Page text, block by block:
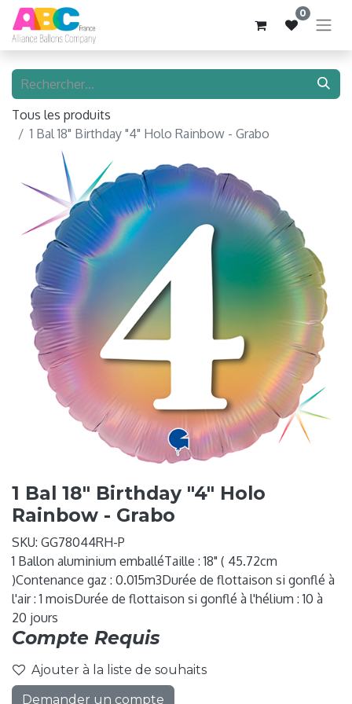
0
Tous les produits
1 Bal 18" Birthday "4" Holo Rainbow - Grabo
1 Bal 18" Birthday "4" Holo
Rainbow - Grabo
SKU: GG78044RH-P
1 Ballon aluminium emballéTaille : 18" ( 45.72cm
)Contenance gaz : 0.015m3Durée de flottaison si gonflé à
l'air : 1 moisDurée de flottaison si gonflé à l'hélium : 10 à
20 jours
Compte Requis
Ajouter à la liste de souhaits
Demander un compte